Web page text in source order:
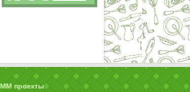
ММ проекты